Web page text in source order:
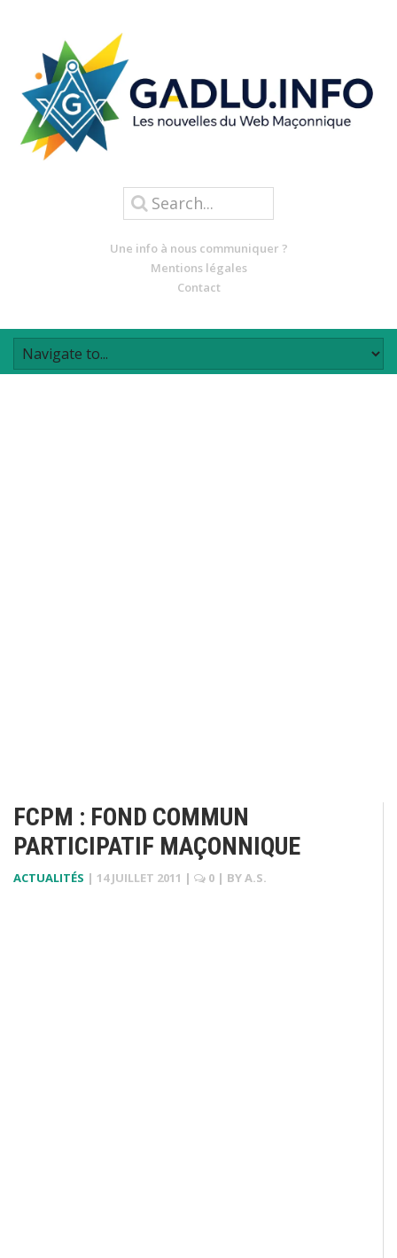
Une info à nous communiquer ?
Mentions légales
Contact
FCPM : FOND COMMUN
PARTICIPATIF MAÇONNIQUE
ACTUALITÉS | 14 JUILLET 2011 | 0 | BYA.S.